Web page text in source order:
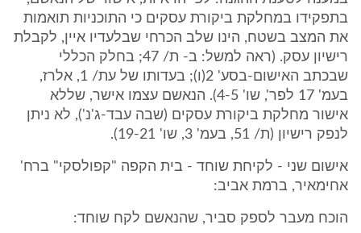
בתפקידו במחלקת ביקורת עסקים כי התוכניות תואמות
את המצב בשטח, הינו שלב הכרחי שבלעדיו איין, לקבלת
רישיון עסק. (ראה למשל: ב- ת/ 47; בחלק הכללי
שבכתב האישום-בסע' 2(ו); בעדותו של עת/ 1, אלרז,
בעמ' 17 לפר', שו' 4-5). הנאשם עצמו אישר, שללא
אישור מחלקת ביקורת עסקים (שבה עבד-ג'נ'), לא ניתן
לנפק רישיון (ת/ 51, בעמ' 3, שו' 19-21).
אישום שני - לקיחת שוחד - בית הקפה "קפולסקי" ברח'
אחימאיר, ברמת אביב:
הוכח מעבר לספק סביר, שהנאשם לקח שוחד: